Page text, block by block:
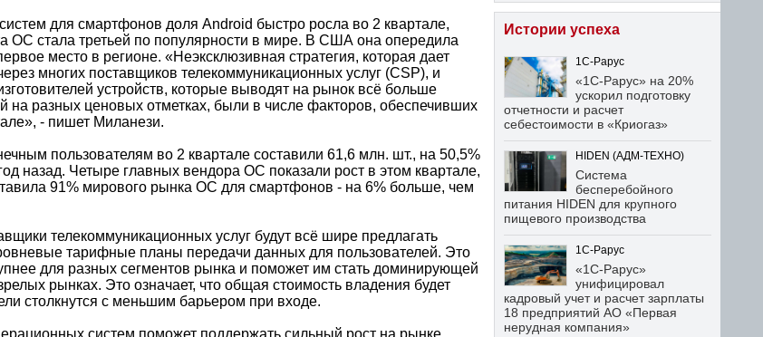
для смартфонов доля Android быстро росла во 2 квартале,
ОС стала третьей по популярности в мире. В США она опередила
место в регионе. «Неэксклюзивная стратегия, которая дает
многих поставщиков телекоммуникационных услуг (CSP), и
устройств, которые выводят на рынок всё больше
на разных ценовых отметках, были в числе факторов, обеспечивших
- пишет Миланези.
пользователям во 2 квартале составили 61,6 млн. шт., на 50,5%
назад. Четыре главных вендора ОС показали рост в этом квартале,
91% мирового рынка ОС для смартфонов - на 6% больше, чем
телекоммуникационных услуг будут всё шире предлагать
тарифные планы передачи данных для пользователей. Это
для разных сегментов рынка и поможет им стать доминирующей
рынках. Это означает, что общая стоимость владения будет
столкнутся с меньшим барьером при входе.
систем поможет поддержать сильный рост на рынке
Истории успеха
1С-Рарус
«1С-Рарус» на 20%
ускорил подготовку
отчетности и расчет
себестоимости в «Криогаз»
HIDEN (АДМ-ТЕХНО)
Система
бесперебойного
питания HIDEN для крупного
пищевого производства
1С-Рарус
«1С-Рарус»
унифицировал
кадровый учет и расчет зарплаты
18 предприятий АО «Первая
нерудная компания»